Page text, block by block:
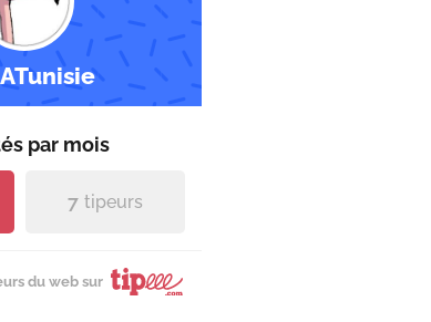
par mois
7 tipeurs
du web sur